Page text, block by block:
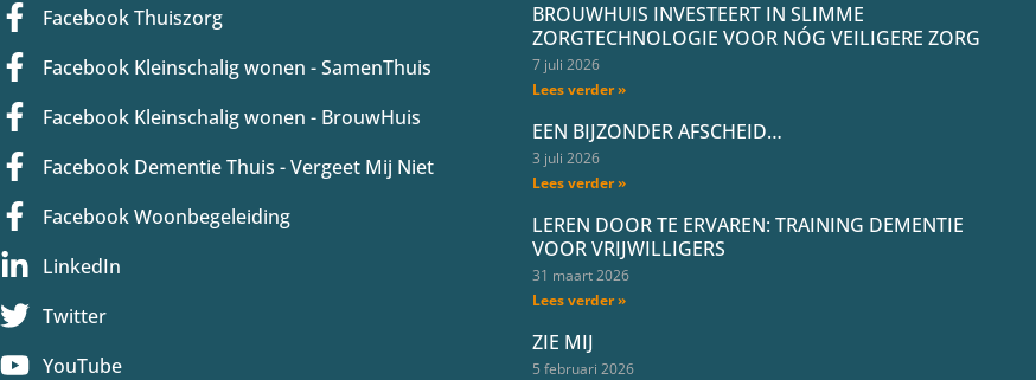
Facebook Thuiszorg
Facebook Kleinschalig wonen - SamenThuis
Facebook Kleinschalig wonen - BrouwHuis
Facebook Dementie Thuis - Vergeet Mij Niet
Facebook Woonbegeleiding
LinkedIn
Twitter
YouTube
BROUWHUIS INVESTEERT IN SLIMME
ZORGTECHNOLOGIE VOOR NÓG VEILIGERE ZORG
7 juli 2026
Lees verder »
EEN BIJZONDER AFSCHEID…
3 juli 2026
Lees verder »
LEREN DOOR TE ERVAREN: TRAINING DEMENTIE
VOOR VRIJWILLIGERS
31 maart 2026
Lees verder »
ZIE MIJ
5 februari 2026